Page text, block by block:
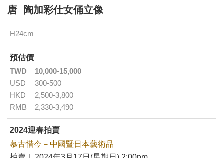
唐 陶加彩仕女俑立像
H24cm
預估價
TWD
10,000-15,000
USD
300-500
HKD
2,500-3,800
RMB
2,330-3,490
2024迎春拍賣
慕古惜今－中國暨日本藝術品